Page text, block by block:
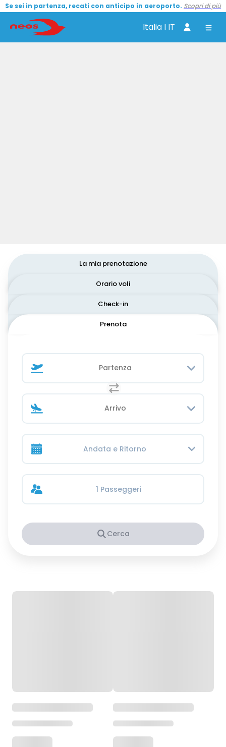
Se sei in partenza, recati con anticipo in aeroporto. Scopri di più
Italia I IT
Prenota
Check-in
Orario voli
La mia prenotazione
Andata e Ritorno
1 Passeggeri
Cerca